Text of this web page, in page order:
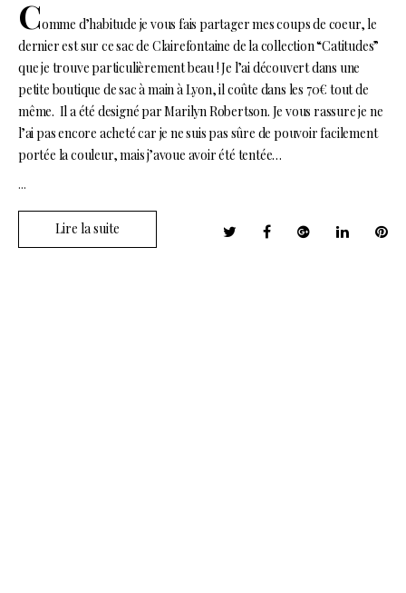
Comme d’habitude je vous fais partager mes coups de coeur, le
dernier est sur ce sac de Clairefontaine de la collection “Catitudes”
que je trouve particulièrement beau ! Je l’ai découvert dans une
petite boutique de sac à main à Lyon, il coûte dans les 70€ tout de
même. Il a été designé par Marilyn Robertson. Je vous rassure je ne
l’ai pas encore acheté car je ne suis pas sûre de pouvoir facilement
portée la couleur, mais j’avoue avoir été tentée…
...
Lire la suite